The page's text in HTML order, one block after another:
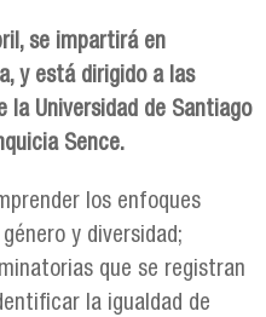
se impartirá en
y está dirigido a las
la Universidad de Santiago
Sence.
los enfoques
y diversidad;
que se registran
la igualdad de